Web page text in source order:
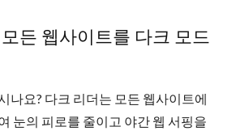
든 웹사이트를 다크 모드
나요? 다크 리더는 모든 웹사이트에
눈의 피로를 줄이고 야간 웹 서핑을